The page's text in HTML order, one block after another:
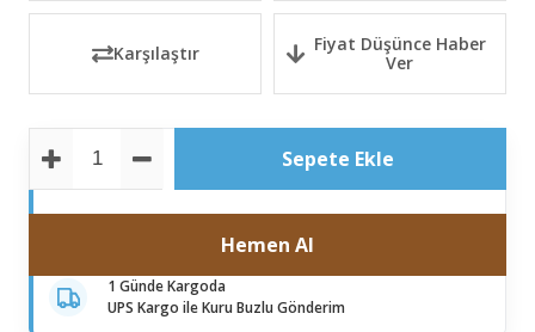
Karşılaştır
Fiyat Düşünce Haber
Ver